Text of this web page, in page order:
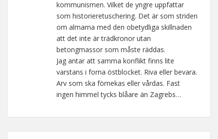
kommunismen. Vilket de yngre uppfattar
som historieretuschering. Det är som striden
om almarna med den obetydliga skillnaden
att det inte är trädkronor utan
betongmassor som måste räddas.
Jag antar att samma konflikt finns lite
varstans i forna östblocket. Riva eller bevara.
Arv som ska förnekas eller vårdas. Fast
ingen himmel tycks blåare än Zagrebs…